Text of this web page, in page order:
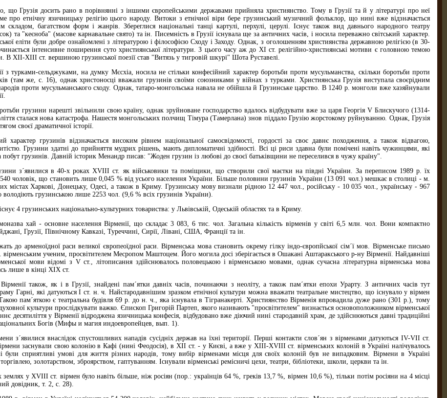
Грузія досить рано в порівнянні з іншими європейськими державами прийняла християнство. Тому в Грузії та й у літературі про неї
про етнічну язичницьку релігію цього народу. Витоки з етнічної віри бере грузинський музичний фольклор, що нині вже відзначається
складом, багатством форм і жанрів. Збереглися національні танці картулі, перхулі, церулі. Існує також вид давнього народного театру
та "кеєноба" (масове карнавальне свято) та ін. Писемність в Грузії існувала ще за античних часів, і носила переважно світський характер.
еліти були добре ознайомлені з літературою і філософією Сходу і Заходу. Однак, з оголошенням християнства державною релігією (в 30-
інтенсивне поширення суто християнської літератури. З цього часу аж до ХІ ст. релігійно-християнські мотиви є головною темою
В ХІІ-ХІІІ ст. вершиною грузинської поезії став "Витязь у тигровій шкурі" Шота Руставелі.
турками-сельджуками, на думку Мєсхіа, носила не стільки конфесійний характер боротьби проти мусульманства, скільки боротьби проти
(там же, с. 16), однак христоносці вважали грузинів своїми союзниками у війнах з турками. Християнська Грузія виступала своєрідним
проти мусульманського сходу. Однак, татаро-монгольська навала не обійшла й Грузинське царство. В 1240 р. монголи вже хазяйнували
грузини нарешті звільнили свою країну, однак зруйноване господарство вдалось відбудувати вже за царя Георгія V Блискучого (1314-
сталася нова катастрофа. Нашестя монгольських полчищ Тімура (Тамерлана) знов піддало Грузію жорстокому руйнуванню. Однак, Грузія
своєї драматичної історії.
грузинів відзначається високим рівнем національної самосвідомості, гордості за своє давнє походження, а також відвагою,
Грузини здатні до прийняття мудрих рішень, мають дипломатичні здібності. Всі ці риси здавна були помічені навіть чужинцями, які
побут грузинів. Давній історик Менандр писав: "Жоден грузин із любові до своєї батьківщини не переселився в чужу країну".
з´явилися в 40-х роках ХVІІІ ст. як військовики та поміщики, що створили свої маєтки на півдні України. За переписом 1989 р. їх
540 чоловік, що становить лише 0,045 % від усього населення України. Більше половини грузинів України (13 091 чол.) мешкає в столиці - м.
містах Харкові, Донецьку, Одесі, а також в Криму. Грузинську мову визнали рідною 12 447 чол., російську - 10 035 чол., українську - 967
грузинською лише 2253 чол. (9,6 % всіх грузинів України).
4 грузинських національно-культурних товариства: у Львівській, Одеській областях та в Криму.
хай - основне населення Вірменії, що складає 3 083, 6 тис. чол. Загальна кількість вірменів у світі 6,5 млн. чол. Вони компактно
Грузії, Північному Кавказі, Туреччині, Сирії, Лівані, США, Франції та ін.
арменоїдної раси великої європеоїдної раси. Вірменська мова становить окрему гілку індо-європйської сім´ї мов. Вірменське письмо
вірменським ученим, просвітителем Месропом Маштоцем. Його могила досі зберігається в Ошакані Аштаракського р-ну Вірменії. Найдавніші
мови відомі з V ст., літописання здійснювалось половецькою і вірменською мовами, однак сучасна літературна вірменська мова
лише в кінці ХІХ ст.
також, як і в Грузії, знайдені пам´ятки давніх часів, починаючи з неоліту, а також пам´ятки епохи Урарту. З античних часів тут
Гарні, які датуються І ст. н. ч. Найстародавнішим зразком етнічної культури можна вважати театральне мистецтво, що існувало у вірмен
пам´яткою є театральна будівля 69 р. до н. ч., яка існувала в Тігранакерті. Християнство Вірменія впровадила дуже рано (301 р.), тому
духовної культури прослідкувати важко. Єпископ Григорій Партеп, якого називають "просвітителем" визнається основоположником вірменської
десятиліття у Вірменії відроджена язичницька конфесія, відбудовано вже діючий нині стародавній храм, де здійснюються давні традиційні
Богів (Мифы и магия индоевропейцев, вып. 1).
з´явилися внаслідок спустошливих нападів сусідніх держав на їхні території. Перші контакти слов´ян з вірменами датуються IV-VІІ ст.
заснували свою колонію в Кафі (нині Феодосія), в ХІІ ст. - у Києві, а вже у ХІІІ-ХVІІІ ст. вірменських колоній в Україні налічувалось
були сприятливі умові для життя різних народів, тому вибір вірменами місця для своїх колоній був не випадковим. Вірмени в Україні
золотарством, зброярством, гаптуванням. Існували вірменські ремісничі цехи, театри, бібліотеки, школи, церкви та ін.
у ХVІІІ ст. вірмен було навіть більше, ніж росіян (пор.: українців 64 %, греків 13,7 %, вірмен 10,6 %), тільки потім росіяни на 4 місці
довідник, т. 2, с. 28).